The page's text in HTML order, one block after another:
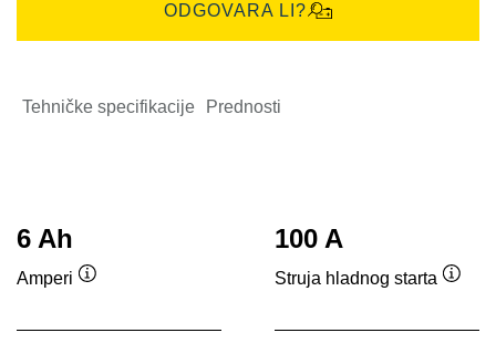
ODGOVARA LI?
Tehničke specifikacije Prednosti
6 Ah
Amperi
100 A
Struja hladnog starta